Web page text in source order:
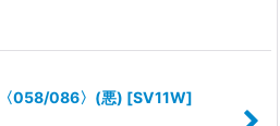
058/086〉(悪) [SV11W]